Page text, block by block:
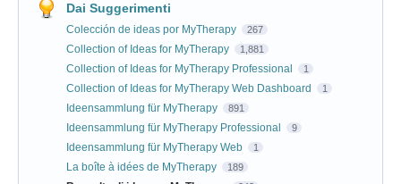
Dai Suggerimenti
Colección de ideas por MyTherapy 267
Collection of Ideas for MyTherapy 1,881
Collection of Ideas for MyTherapy Professional 1
Collection of Ideas for MyTherapy Web Dashboard 1
Ideensammlung für MyTherapy 891
Ideensammlung für MyTherapy Professional 9
Ideensammlung für MyTherapy Web 1
La boîte à idées de MyTherapy 189